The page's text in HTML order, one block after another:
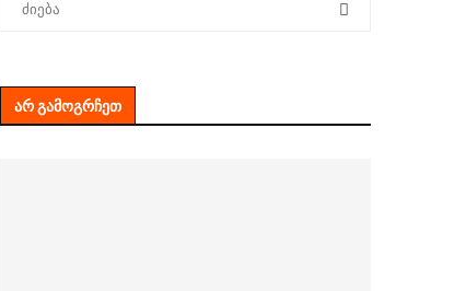
ᲐᲠ ᲒᲐᲛᲝᲒᲠᲩᲔᲗ